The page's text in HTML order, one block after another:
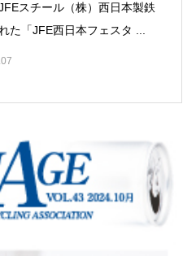
スチール（株）西日本製鉄
た「JFE西日本フェスタ ...